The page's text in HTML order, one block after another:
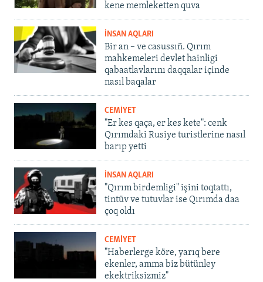
kene memleketten quva
İNSAN AQLARI
Bir an – ve casussıñ. Qırım
mahkemeleri devlet hainligi
qabaatlavlarını daqqalar içinde
nasıl baqalar
CEMİYET
"Er kes qaça, er kes kete": cenk
Qırımdaki Rusiye turistlerine nasıl
barıp yetti
İNSAN AQLARI
"Qırım birdemligi" işini toqtattı,
tintüv ve tutuvlar ise Qırımda daa
çoq oldı
CEMİYET
"Haberlerge köre, yarıq bere
ekenler, amma biz bütünley
ekektriksizmiz"